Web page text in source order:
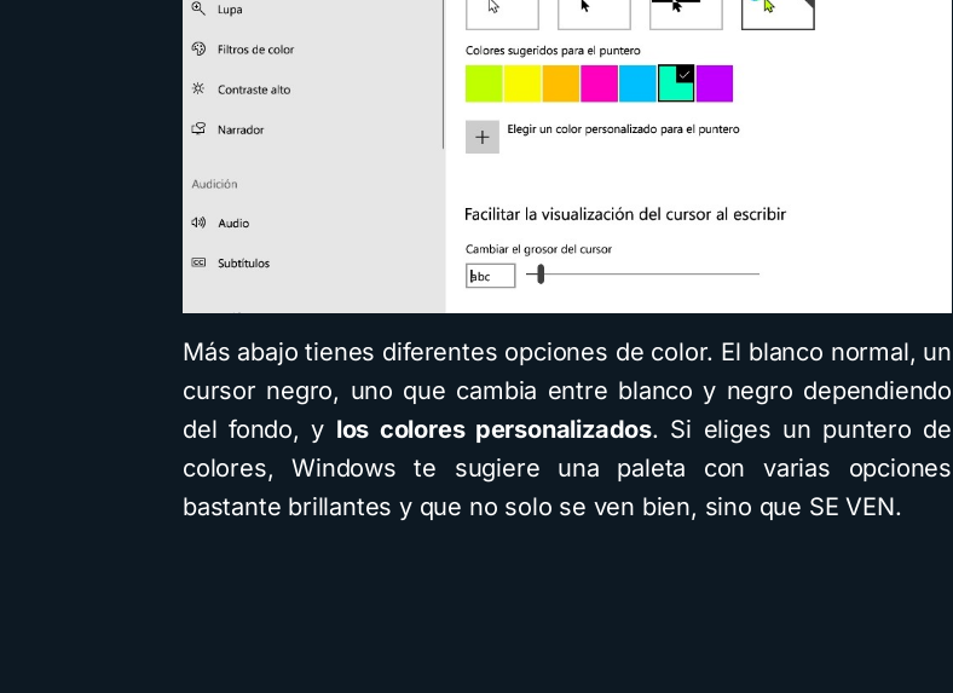
Más abajo tienes diferentes opciones de color. El blanco normal, un
cursor negro, uno que cambia entre blanco y negro dependiendo
del fondo, y los colores personalizados. Si eliges un puntero de
colores, Windows te sugiere una paleta con varias opciones
bastante brillantes y que no solo se ven bien, sino que SE VEN.